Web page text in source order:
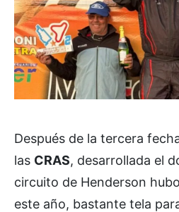
Después de la tercera
las CRAS, desarrollada el
circuito de Henderson
este año, bastante tela